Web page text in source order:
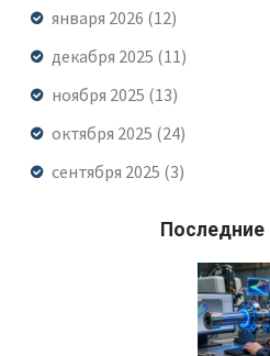
января 2026 (12)
декабря 2025 (11)
ноября 2025 (13)
октября 2025 (24)
сентября 2025 (3)
Последние